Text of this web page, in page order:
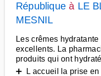
République à LE
MESNIL
Les crêmes
excellents. La
produits qui ont
➕ L accueil la prise